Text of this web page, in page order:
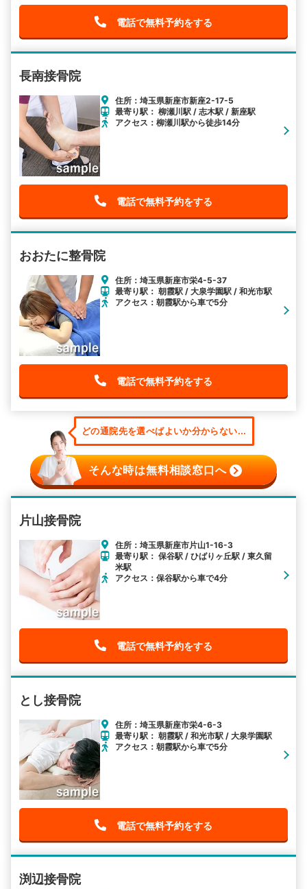
電話で無料予約をする
長南接骨院
住所：埼玉県新座市新座2-17-5
最寄り駅： 柳瀬川駅 / 志木駅 / 新座駅
アクセス：柳瀬川駅から徒歩14分
電話で無料予約をする
おおたに整骨院
住所：埼玉県新座市栄4-5-37
最寄り駅： 朝霞駅 / 大泉学園駅 / 和光市駅
アクセス：朝霞駅から車で5分
電話で無料予約をする
どの通院先を選べばよいか分からない...
そんな時は無料相談窓口へ
片山接骨院
住所：埼玉県新座市片山1-16-3
最寄り駅： 保谷駅 / ひばりヶ丘駅 / 東久留
米駅
アクセス：保谷駅から車で4分
電話で無料予約をする
とし接骨院
住所：埼玉県新座市栄4-6-3
最寄り駅： 朝霞駅 / 和光市駅 / 大泉学園駅
アクセス：朝霞駅から車で5分
電話で無料予約をする
渕辺接骨院